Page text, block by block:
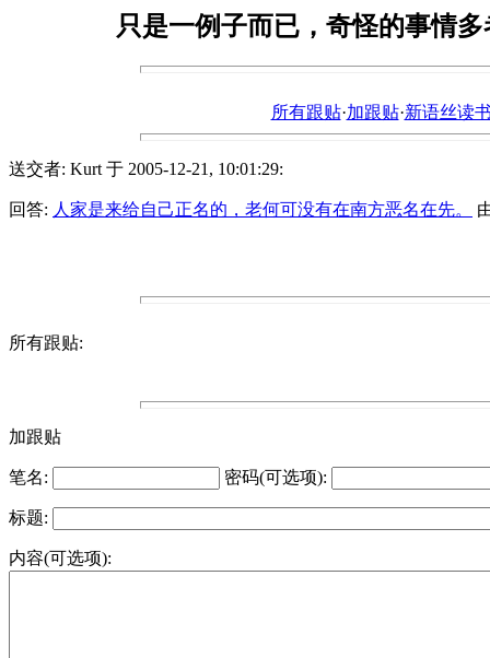
只是一例子而已，奇怪的事情
所有跟贴·加跟贴·新语丝读
送交者: Kurt 于 2005-12-21, 10:01:29:
回答: 人家是来给自己正名的，老何可没有在南方恶名在先。
所有跟贴:
加跟贴
笔名: 密码(可选项):
标题:
内容(可选项):